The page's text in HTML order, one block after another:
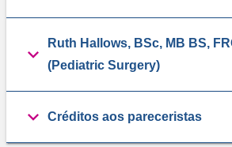
Ruth Hallows, BSc, MB BS,
(Pediatric Surgery)
Créditos aos pareceristas